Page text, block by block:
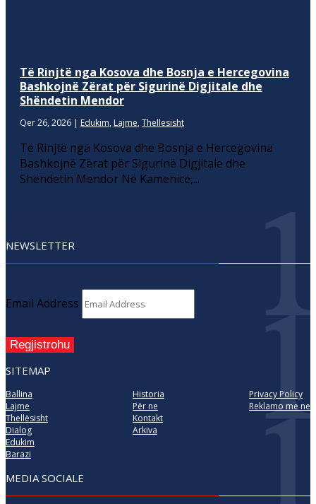
Të Rinjtë nga Kosova dhe Bosnja e Hercegovina
Bashkojnë Zërat për Sigurinë Digjitale dhe
Shëndetin Mendor
Qer 26, 2026 | Edukim, Lajme, Thellesisht
Të Rinjtë nga Kosova dhe Bosnja e Hercegovina
Bashkojnë Zërat për Sigurinë Digjitale dhe
Shëndetin Mendor Në Kamenicë,...
NEWSLETTER
Email Address
Regjistrohu
SITEMAP
Ballina
Lajme
Thellësisht
Dialog
Edukim
Barazi
Historia
Për ne
Kontakt
Arkiva
Privacy Policy
Reklamo me ne
MEDIA SOCIALE